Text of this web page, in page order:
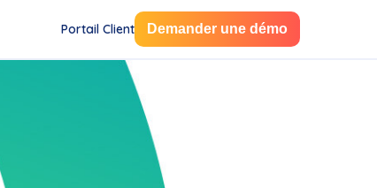
Portail Client Demander une démo